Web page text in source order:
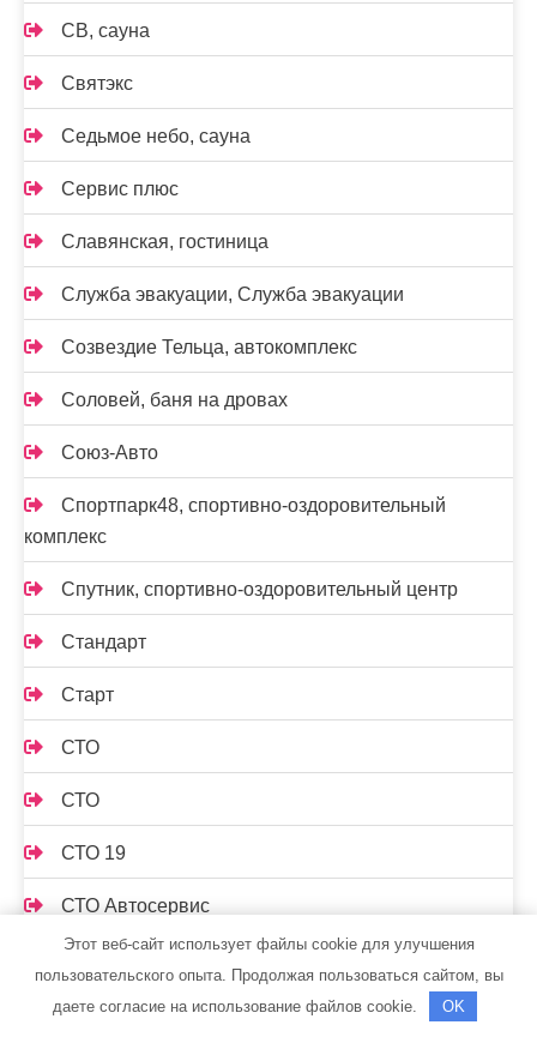
СВ, сауна
Святэкс
Седьмое небо, сауна
Сервис плюс
Славянская, гостиница
Служба эвакуации, Служба эвакуации
Созвездие Тельца, автокомплекс
Соловей, баня на дровах
Союз-Авто
Спортпарк48, спортивно-оздоровительный
комплекс
Спутник, спортивно-оздоровительный центр
Стандарт
Старт
СТО
СТО
СТО 19
СТО Автосервис
Сто лошадок, автосервис
Этот веб-сайт использует файлы cookie для улучшения
пользовательского опыта. Продолжая пользоваться сайтом, вы
даете согласие на использование файлов cookie.
OK